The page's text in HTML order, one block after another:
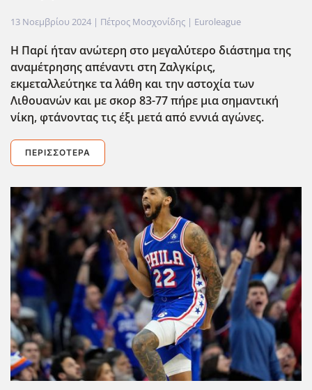
13 Νοεμβρίου 2024 | Πέτρος Μοσχονίδης | Euroleague
Η Παρί ήταν ανώτερη στο μεγαλ΄ύτερο διάστημα της
αναμέτρησης απέναντι στη Ζαλγκίρις,
εκμεταλλεύτηκε τα λάθη και την αστοχία των
Λιθουανών και με σκορ 83-77 πήρε μια σημαντική
νίκη, φτάνοντας τις έξι μετά από εννιά αγώνες.
ΠΕΡΙΣΣΌΤΕΡΑ